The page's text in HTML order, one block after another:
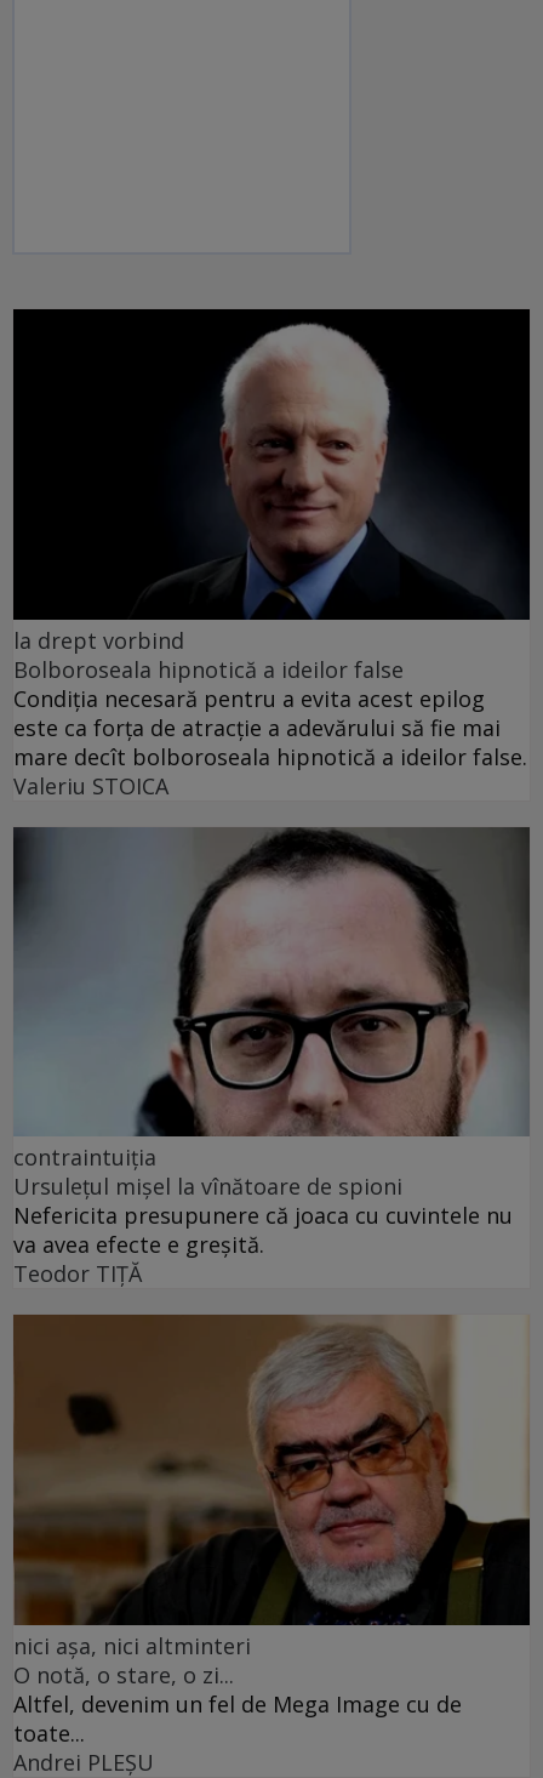
la drept vorbind
Bolboroseala hipnotică a ideilor false
Condiția necesară pentru a evita acest epilog
este ca forța de atracție a adevărului să fie mai
mare decît bolboroseala hipnotică a ideilor false.
Valeriu STOICA
contraintuiția
Ursulețul mișel la vînătoare de spioni
Nefericita presupunere că joaca cu cuvintele nu
va avea efecte e greșită.
Teodor TIŢĂ
nici așa, nici altminteri
O notă, o stare, o zi...
Altfel, devenim un fel de Mega Image cu de
toate...
Andrei PLEŞU